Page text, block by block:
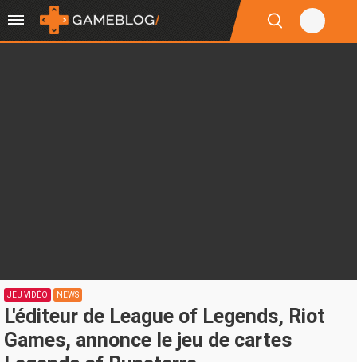
JEU VIDÉO NEWS
L'éditeur de League of Legends, Riot
Games, annonce le jeu de cartes